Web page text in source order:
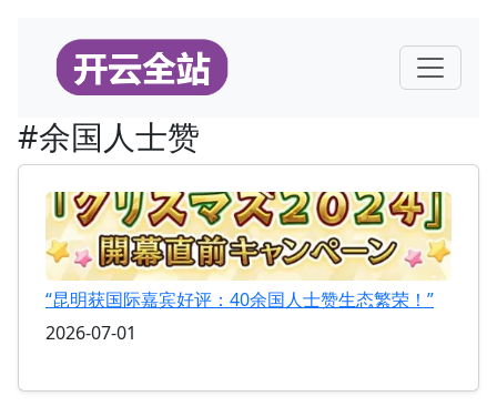
#余国人士赞
“昆明获国际嘉宾好评：40余国人士赞生态繁荣！”
2026-07-01